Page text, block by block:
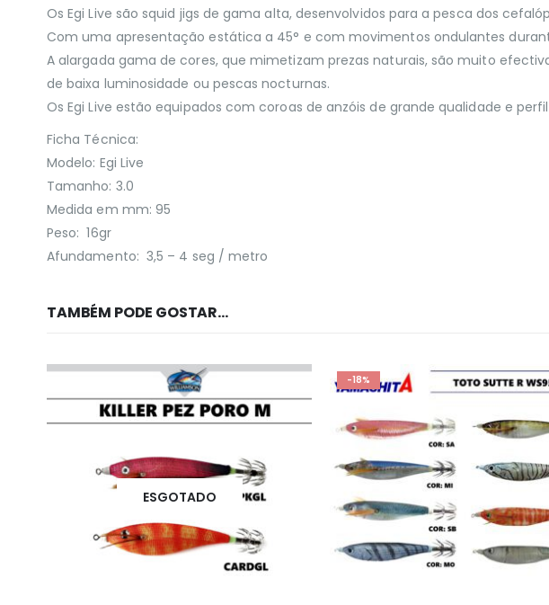
Os Egi Live são squid jigs de gama alta, desenvolvidos para a pesca dos
Com uma apresentação estática a 45° e com movimentos ondulantes
A alargada gama de cores, que mimetizam prezas naturais, são muito
de baixa luminosidade ou pescas nocturnas.
Os Egi Live estão equipados com coroas de anzóis de grande qualidade e
Ficha Técnica:
Modelo: Egi Live
Tamanho: 3.0
Medida em mm: 95
Peso: 16gr
Afundamento: 3,5 – 4 seg / metro
TAMBÉM PODE GOSTAR…
ESGOTADO
-18%